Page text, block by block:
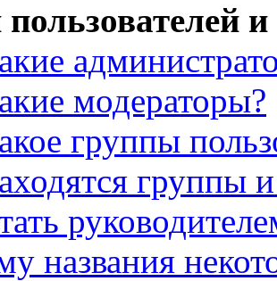
модераторы?
группы
группы
названия